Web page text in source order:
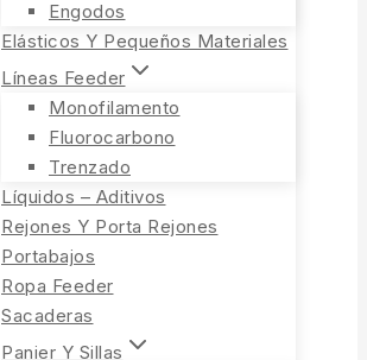
Engodos
Elásticos Y Pequeños Materiales
Líneas Feeder
Monofilamento
Fluorocarbono
Trenzado
Líquidos – Aditivos
Rejones Y Porta Rejones
Portabajos
Ropa Feeder
Sacaderas
Panier Y Sillas